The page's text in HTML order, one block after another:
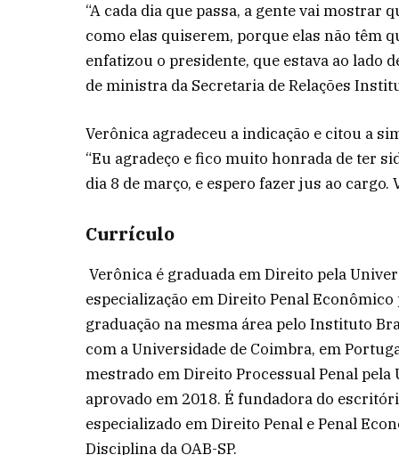
“A cada dia que passa, a gente vai mostrar
como elas quiserem, porque elas não têm
enfatizou o presidente, que estava ao lado
de ministra da Secretaria de Relações
Verônica agradeceu a indicação e citou a
“Eu agradeço e fico muito honrada de ter
dia 8 de março, e espero fazer jus ao cargo.
Currículo
Verônica é graduada em Direito pela
especialização em Direito Penal
graduação na mesma área pelo Instituto
com a Universidade de Coimbra, em
mestrado em Direito Processual Penal
aprovado em 2018. É fundadora do
especializado em Direito Penal e Penal
Disciplina da OAB-SP.